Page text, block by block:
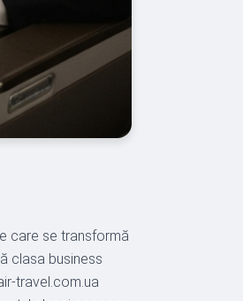
care se transformă
clasa business
travel.com.ua